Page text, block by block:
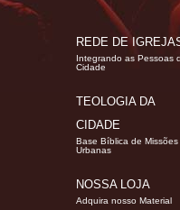
REDE DE
Integrando as Pessoas
Cidade
TEOLOGIA DA
CIDADE
Base Bíblica de Missões
Urbanas
NOSSA LOJA
Adquira nosso Material